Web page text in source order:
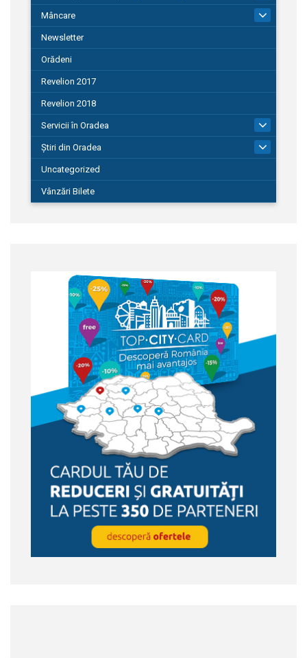
Mâncare
Newsletter
Orădeni
Revelion 2017
Revelion 2018
Servicii în Oradea
Știri din Oradea
Uncategorized
Vânzări Bilete